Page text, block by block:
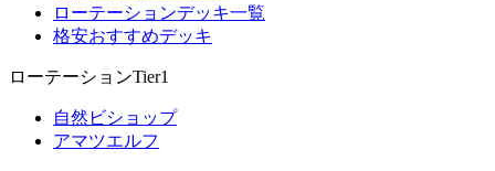
ローテーションデッキ一覧
格安おすすめデッキ
ローテーションTier1
自然ビショップ
アマツエルフ